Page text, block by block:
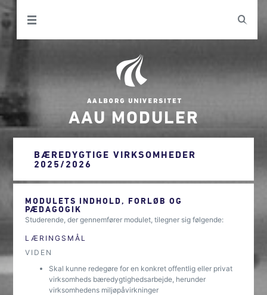
AAU MODULER
BÆREDYGTIGE VIRKSOMHEDER
2025/2026
MODULETS INDHOLD, FORLØB OG
PÆDAGOGIK
Studerende, der gennemfører modulet, tilegner sig følgende:
LÆRINGSMÅL
VIDEN
Skal kunne redegøre for en konkret offentlig eller privat
virksomheds bæredygtighedsarbejde, herunder
virksomhedens miljøpåvirkninger